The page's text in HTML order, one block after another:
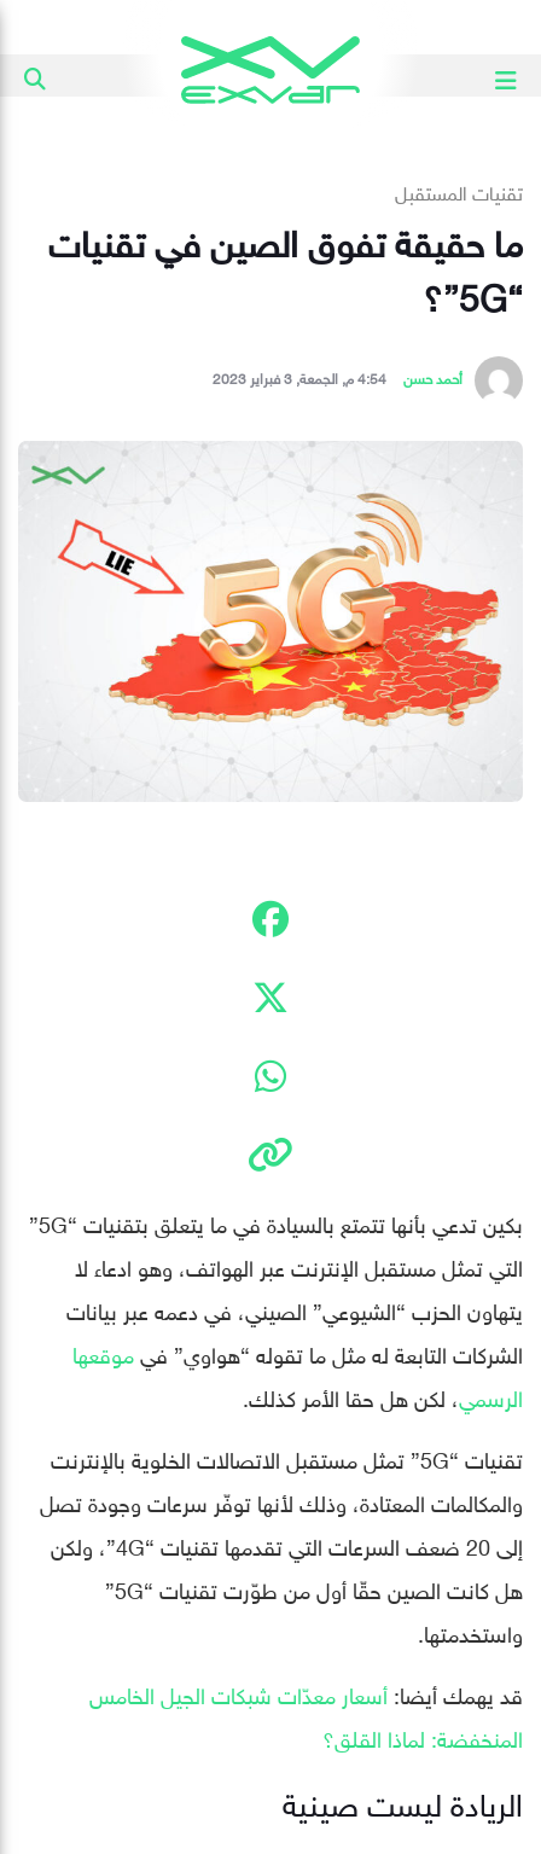
تقنيات المستقبل
ما حقيقة تفوق الصين في تقنيات
“5G”؟
أحمد حسن 4:54 م, الجمعة, 3 فبراير 2023
بكين تدعي بأنها تتمتع بالسيادة في ما يتعلق بتقنيات “5G”
التي تمثل مستقبل الإنترنت عبر الهواتف، وهو ادعاء لا
يتهاون الحزب “الشيوعي” الصيني، في دعمه عبر بيانات
الشركات التابعة له مثل ما تقوله “هواوي” فيموقعها
الرسمي، لكن هل حقا الأمر كذلك.
تقنيات “5G” تمثل مستقبل الاتصالات الخلوية بالإنترنت
والمكالمات المعتادة، وذلك لأنها توفّر سرعات وجودة تصل
إلى 20 ضعف السرعات التي تقدمها تقنيات “4G”، ولكن
هل كانت الصين حقّا أول من طوّرت تقنيات “5G”
واستخدمتها.
قد يهمك أيضا:أسعار معدّات شبكات الجيل الخامس
المنخفضة: لماذا القلق؟
الريادة ليست صينية